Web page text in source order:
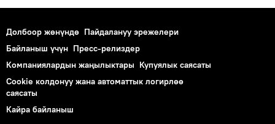
Долбоор жөнүндө Пайдалануу эрежелери
Байланыш үчүн Пресс-релиздер
Компаниялардын жаңылыктары Купуялык саясаты
Cookie колдонуу жана автоматтык логирлөө
саясаты
Кайра байланыш